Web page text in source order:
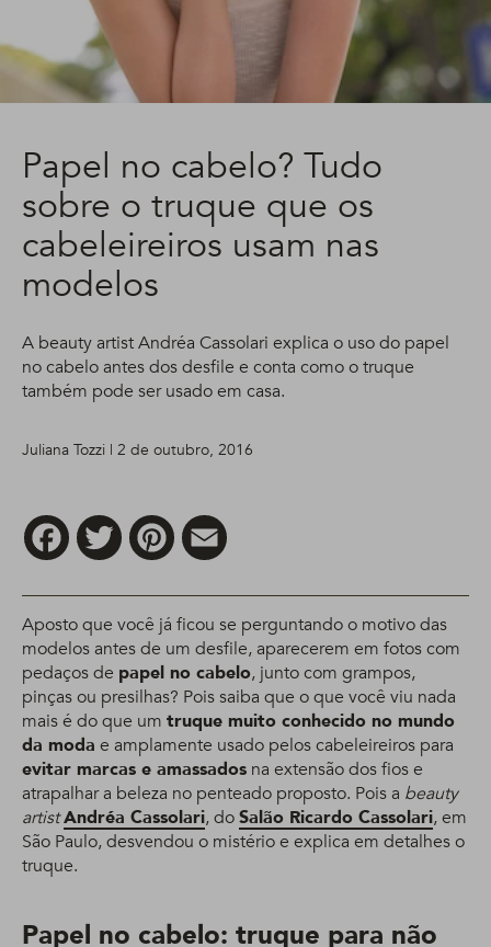
Papel no cabelo? Tudo
sobre o truque que os
cabeleireiros usam nas
modelos
A beauty artist Andréa Cassolari explica o uso do papel
no cabelo antes dos desfile e conta como o truque
também pode ser usado em casa.
Juliana Tozzi | 2 de outubro, 2016
FacebookTwitter Pinterest
Aposto que você já ficou se perguntando o motivo das
modelos antes de um desfile, aparecerem em fotos com
pedaços de papel no cabelo, junto com grampos,
pinças ou presilhas? Pois saiba que o que você viu nada
mais é do que um truque muito conhecido no mundo
da moda e amplamente usado pelos cabeleireiros para
evitar marcas e amassados na extensão dos fios e
atrapalhar a beleza no penteado proposto. Pois a beauty
artistAndréa Cassolari, doSalão Ricardo Cassolari, em
São Paulo, desvendou o mistério e explica em detalhes o
truque.
Papel no cabelo: truque para não